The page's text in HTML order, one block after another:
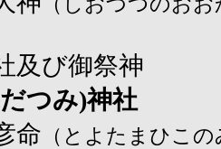
及び御祭神
つみ)神社
命 （とよたまひこ